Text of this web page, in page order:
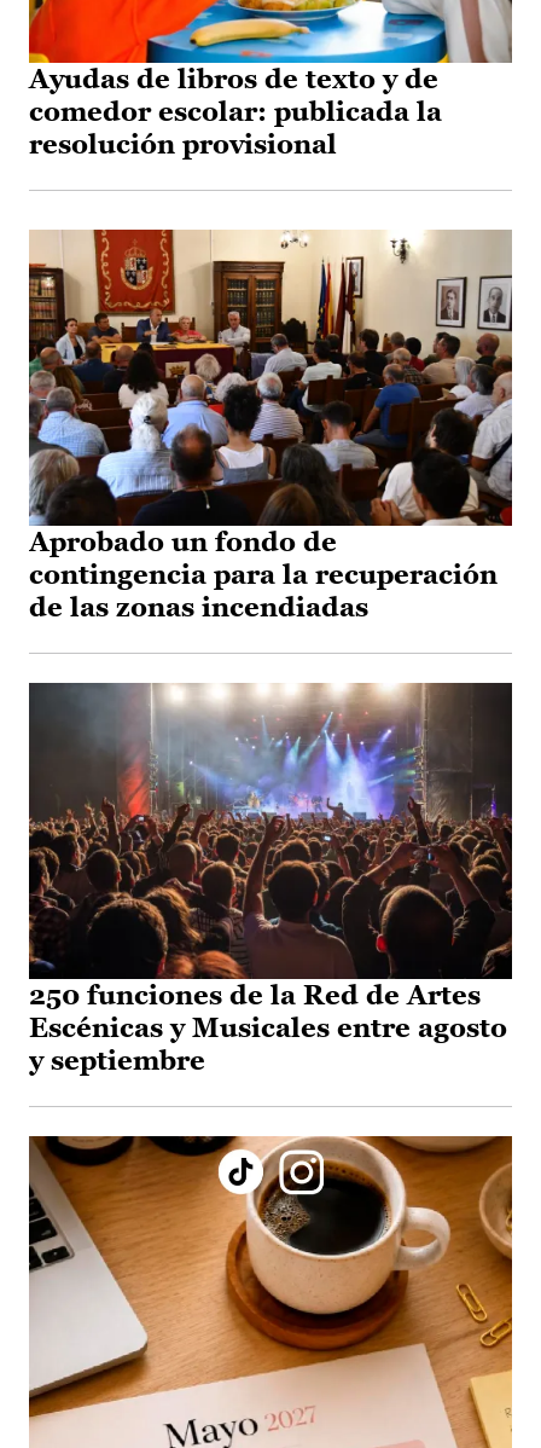
Ayudas de libros de texto y de
comedor escolar: publicada la
resolución provisional
Aprobado un fondo de
contingencia para la recuperación
de las zonas incendiadas
250 funciones de la Red de Artes
Escénicas y Musicales entre agosto
y septiembre